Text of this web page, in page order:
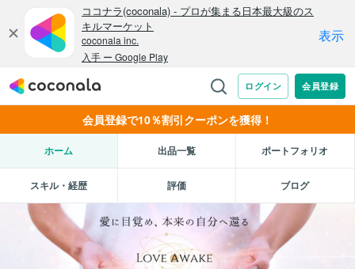
会員登録で10％割引クーポンを獲得！
ホーム 出品一覧 ポートフォリオ
スキル・経歴 評価 ブログ